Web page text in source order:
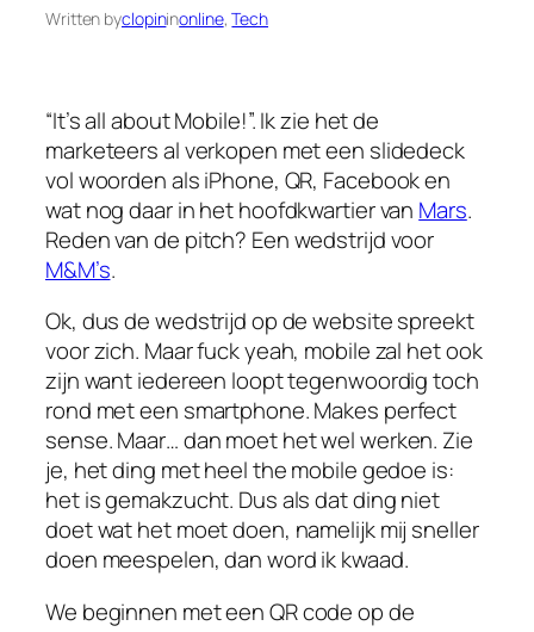
Written byclopininonline, Tech
“It’s all about Mobile!”. Ik zie het de
marketeers al verkopen met een slidedeck
vol woorden als iPhone, QR, Facebook en
wat nog daar in het hoofdkwartier van Mars.
Reden van de pitch? Een wedstrijd voor
M&M’s.
Ok, dus de wedstrijd op de website spreekt
voor zich. Maar fuck yeah, mobile zal het ook
zijn want iedereen loopt tegenwoordig toch
rond met een smartphone. Makes perfect
sense. Maar… dan moet het wel werken. Zie
je, het ding met heel the mobile gedoe is:
het is gemakzucht. Dus als dat ding niet
doet wat het moet doen, namelijk mij sneller
doen meespelen, dan word ik kwaad.
We beginnen met een QR code op de